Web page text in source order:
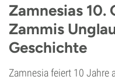
Zamnesias 10.
Zammis
Geschichte
Zamnesia feiert 10 Jahre